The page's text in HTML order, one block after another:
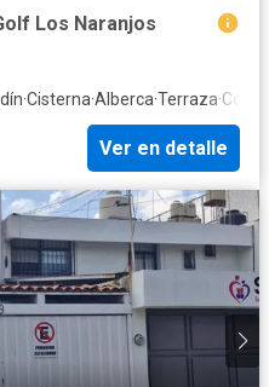
Los Naranjos
·Cisterna·Alberca·Terraza·
Ver en detalle